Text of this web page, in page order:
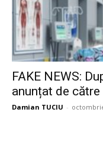
FAKE NEWS:
anunțat de
Damian TUCIU -